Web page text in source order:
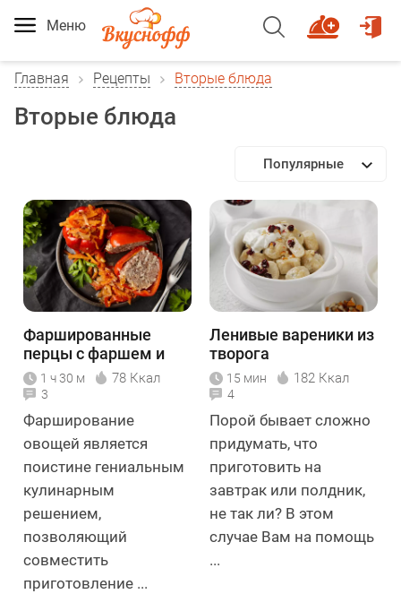
Меню
Главная Рецепты Вторые блюда
Вторые блюда
Популярные
Фаршированные
перцы с фаршем и
рисом
1 ч 30 м 78 Ккал
3
Фарширование
овощей является
поистине гениальным
кулинарным
решением,
позволяющий
совместить
приготовление ...
Ленивые вареники из
творога
15 мин 182 Ккал
4
Порой бывает сложно
придумать, что
приготовить на
завтрак или полдник,
не так ли? В этом
случае Вам на помощь
...